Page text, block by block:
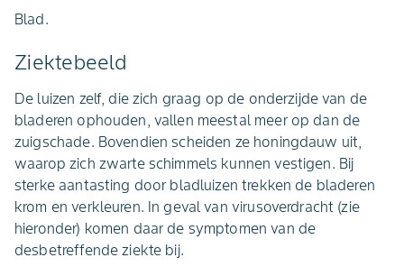
Blad.
Ziektebeeld
De luizen zelf, die zich graag op de onderzijde van de
bladeren ophouden, vallen meestal meer op dan de
zuigschade. Bovendien scheiden ze honingdauw uit,
waarop zich zwarte schimmels kunnen vestigen. Bij
sterke aantasting door bladluizen trekken de bladeren
krom en verkleuren. In geval van virusoverdracht (zie
hieronder) komen daar de symptomen van de
desbetreffende ziekte bij.